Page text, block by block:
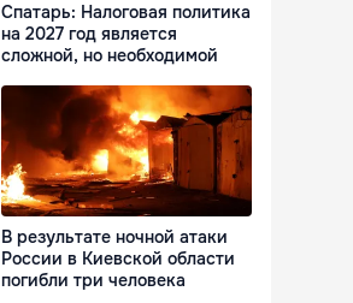
Спатарь: Налоговая политика
на 2027 год является
сложной, но необходимой
В результате ночной атаки
России в Киевской области
погибли три человека